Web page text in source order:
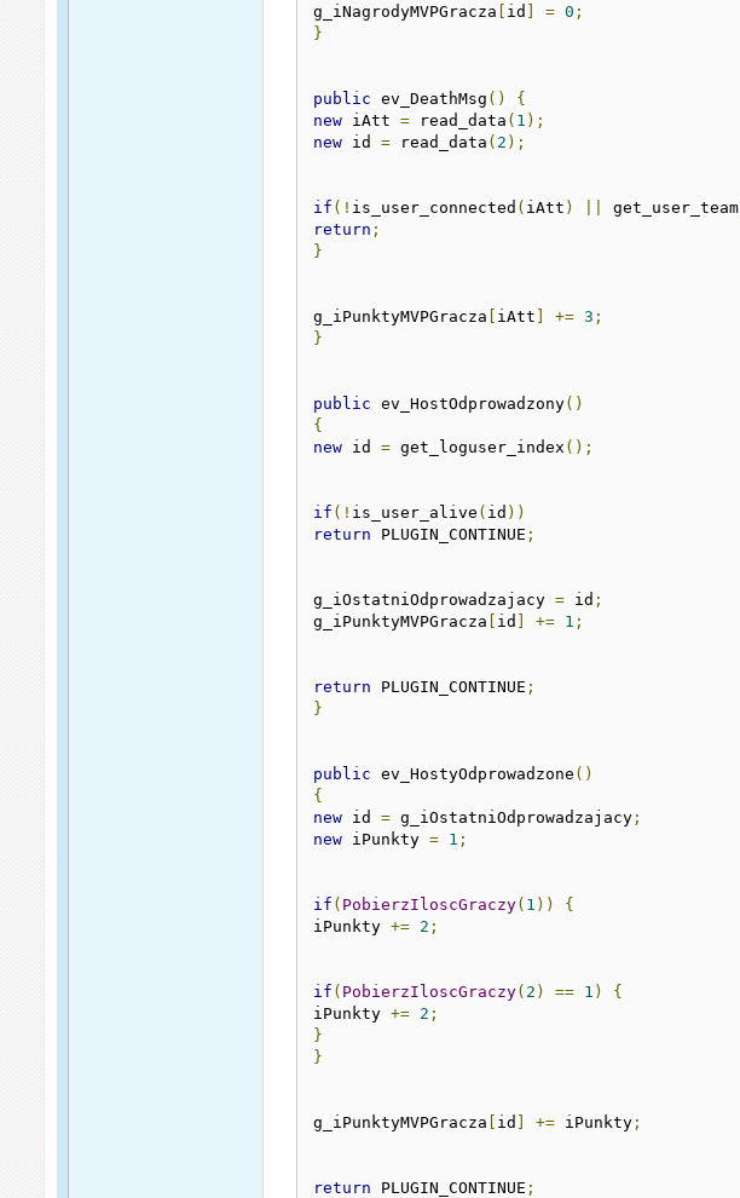
g_iNagrodyMVPGracza [ id ] = 0 ;
}
public ev_DeathMsg ()
{
new iAtt = read_data ( 1 );
new id = read_data ( 2 );
if (! is_user_connected ( iAtt ) get_user_team
return ;
}
g_iPunktyMVPGracza [ iAtt ] += 3 ;
}
public ev_HostOdprowadzony()
{
new id = get_loguser_index ();
if (! is_user_alive ( id ))
return PLUGIN_CONTINUE ;
g_iOstatniOdprowadzajacy = id ;
g_iPunktyMVPGracza [ id ] += 1 ;
return PLUGIN_CONTINUE ;
}
public ev_HostyOdprowadzone ()
{
new id = g_iOstatniOdprowadzajacy ;
new iPunkty = 1 ;
if ( PobierzIloscGraczy( 1 ))
{
iPunkty += 2 ;
if ( PobierzIloscGraczy( 2 ) == 1 )
{
iPunkty += 2 ;
}
}
g_iPunktyMVPGracza [ id ] += iPunkty ;
return PLUGIN_CONTINUE ;